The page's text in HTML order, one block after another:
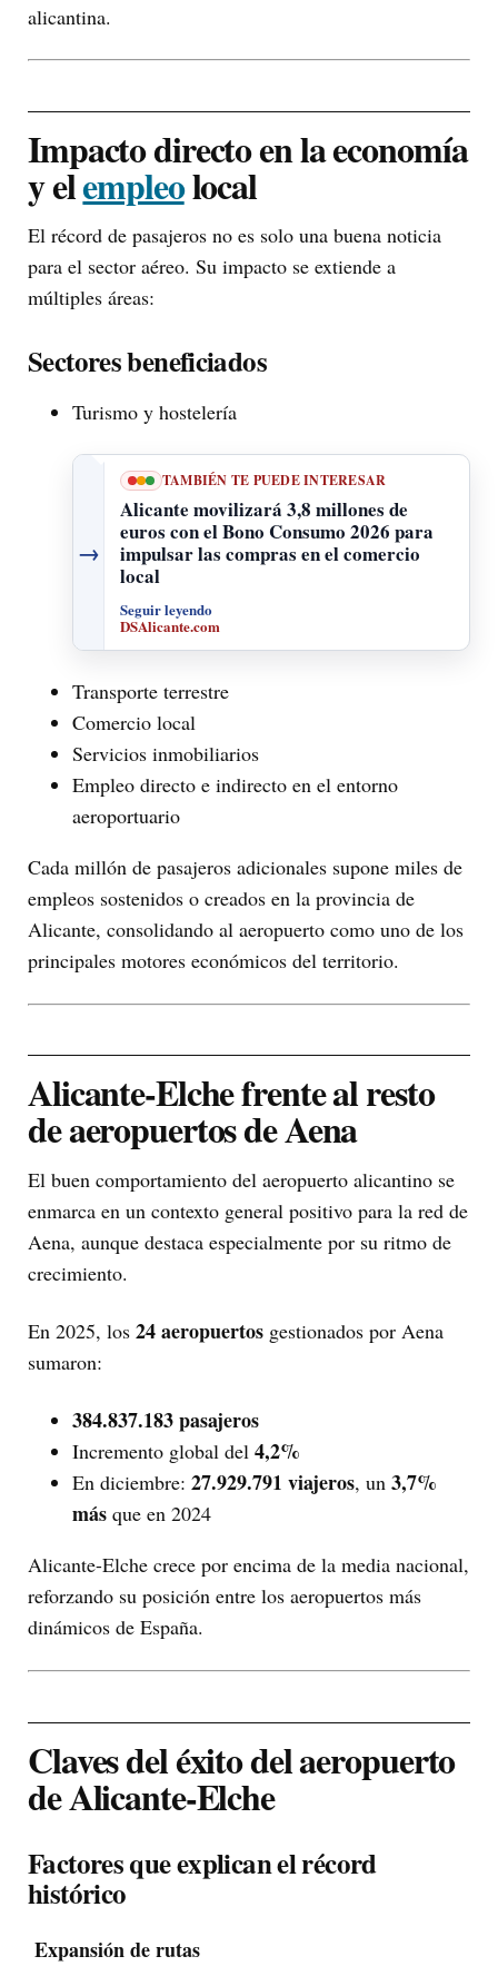
alicantina.
Impacto directo en la economía
y elempleolocal
El récord de pasajeros no es solo una buena noticia
para el sector aéreo. Su impacto se extiende a
múltiples áreas:
Sectores beneficiados
Turismo y hostelería
→
TAMBIÉN TE PUEDE INTERESAR
Alicante movilizará 3,8 millones de
euros con el Bono Consumo 2026 para
impulsar las compras en el comercio
local
Seguir leyendo
DSAlicante.com
Transporte terrestre
Comercio local
Servicios inmobiliarios
Empleo directo e indirecto en el entorno
aeroportuario
Cada millón de pasajeros adicionales supone miles de
empleos sostenidos o creados en la provincia de
Alicante, consolidando al aeropuerto como uno de los
principales motores económicos del territorio.
Alicante-Elche frente al resto
de aeropuertos de Aena
El buen comportamiento del aeropuerto alicantino se
enmarca en un contexto general positivo para la red de
Aena, aunque destaca especialmente por su ritmo de
crecimiento.
En 2025, los 24 aeropuertos gestionados por Aena
sumaron:
384.837.183 pasajeros
Incremento global del 4,2%
En diciembre: 27.929.791 viajeros, un 3,7%
más que en 2024
Alicante-Elche crece por encima de la media nacional,
reforzando su posición entre los aeropuertos más
dinámicos de España.
Claves del éxito del aeropuerto
de Alicante-Elche
Factores que explican el récord
histórico
Expansión de rutas